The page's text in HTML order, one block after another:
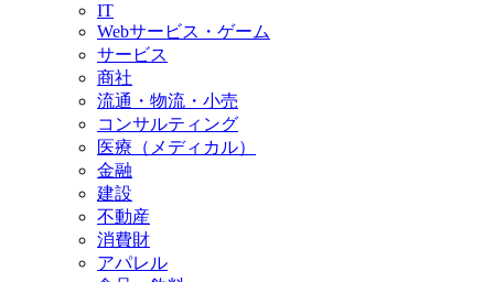
IT
Webサービス・ゲーム
サービス
商社
流通・物流・小売
コンサルティング
医療（メディカル）
金融
建設
不動産
消費財
アパレル